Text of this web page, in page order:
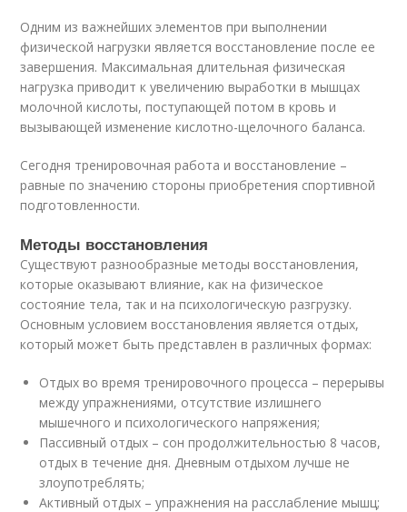
Одним из важнейших элементов при выполнении
физической нагрузки является восстановление после ее
завершения. Максимальная длительная физическая
нагрузка приводит к увеличению выработки в мышцах
молочной кислоты, поступающей потом в кровь и
вызывающей изменение кислотно-щелочного баланса.
Сегодня тренировочная работа и восстановление –
равные по значению стороны приобретения спортивной
подготовленности.
Методы восстановления
Существуют разнообразные методы восстановления,
которые оказывают влияние, как на физическое
состояние тела, так и на психологическую разгрузку.
Основным условием восстановления является отдых,
который может быть представлен в различных формах:
Отдых во время тренировочного процесса – перерывы
между упражнениями, отсутствие излишнего
мышечного и психологического напряжения;
Пассивный отдых – сон продолжительностью 8 часов,
отдых в течение дня. Дневным отдыхом лучше не
злоупотреблять;
Активный отдых – упражнения на расслабление мышц;